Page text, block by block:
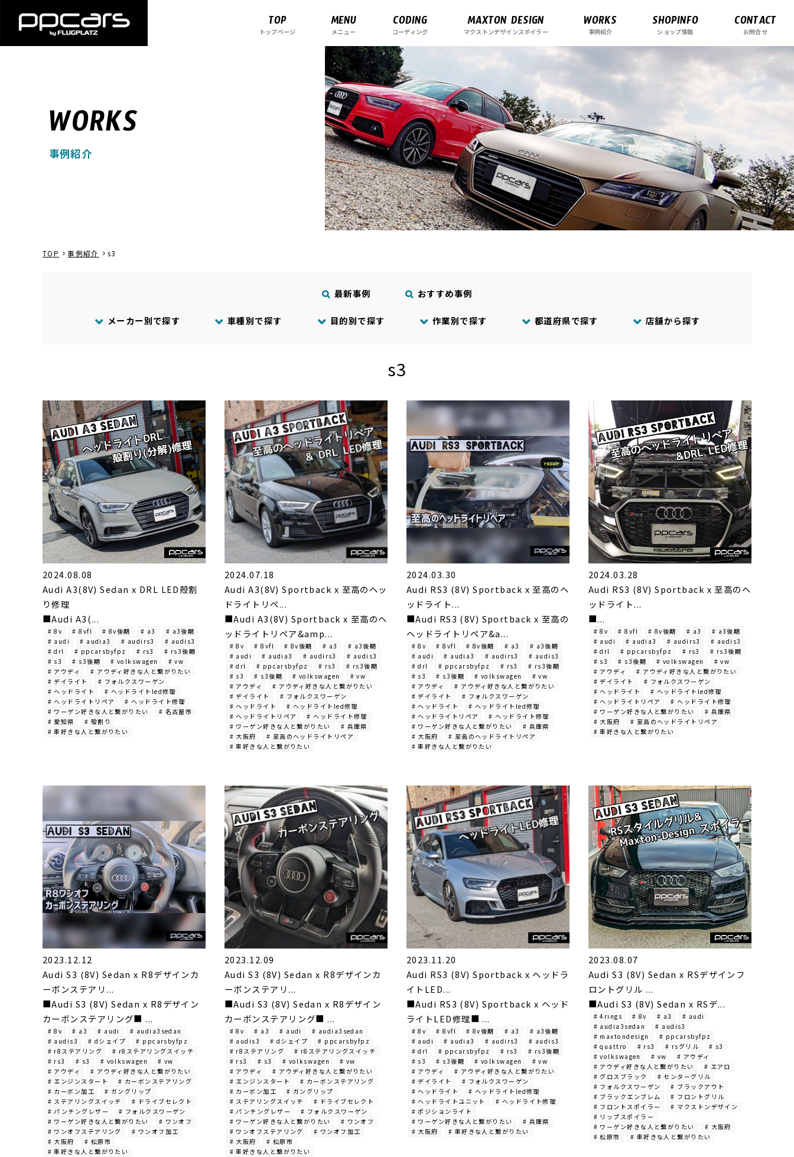
TOP
トップページ MENU
メニュー CODING
コーディング MAXTON DESIGN
マクストンデザインスポイラー WORKS
事例紹介 SHOPINFO
ショップ情報 CONTACT
お問合せ
WORKS
事例紹介
TOP 事例紹介 s3
最新事例 おすすめ事例
メーカー別で探す 車種別で探す 目的別で探す 作業別で探す 都道府県で探す 店舗から探す
s3
2024.08.08
Audi A3(8V) Sedan x DRL LED殻割
り修理
■Audi A3(...
# 8v # 8vfl # 8v後期 # a3
# a3後期
# audi
# audia3 # audirs3
# audis3
# drl
# ppcarsbyfpz # rs3
# rs3後期
# s3
# s3後期 # volkswagen
# vw
# アウディ
# アウディ好きな人と繋がりたい
# デイライト
# フォルクスワーゲン
# ヘッドライト
# ヘッドライトled修理
# ヘッドライトリペア
# ヘッドライト修理
# ワーゲン好きな人と繋がりたい
# 名古屋市
# 愛知県
# 殻割り
# 車好きな人と繋がりたい
2024.07.18
Audi A3(8V) Sportback x 至高のヘッ
ドライトリペ...
■Audi A3(8V) Sportback x 至高のヘ
ッドライトリペア&amp...
# 8v # 8vfl # 8v後期 # a3
# a3後期
# audi
# audia3 # audirs3
# audis3
# drl
# ppcarsbyfpz # rs3
# rs3後期
# s3
# s3後期 # volkswagen
# vw
# アウディ
# アウディ好きな人と繋がりたい
# デイライト
# フォルクスワーゲン
# ヘッドライト
# ヘッドライトled修理
# ヘッドライトリペア
# ヘッドライト修理
# ワーゲン好きな人と繋がりたい
# 兵庫県
# 大阪府
# 至高のヘッドライトリペア
# 車好きな人と繋がりたい
2024.03.30
Audi RS3 (8V) Sportback x 至高のヘ
ッドライト...
■Audi RS3 (8V) Sportback x 至高の
ヘッドライトリペア&a...
# 8v # 8vfl # 8v後期 # a3
# a3後期
# audi
# audia3 # audirs3
# audis3
# drl
# ppcarsbyfpz # rs3
# rs3後期
# s3
# s3後期 # volkswagen
# vw
# アウディ
# アウディ好きな人と繋がりたい
# デイライト
# フォルクスワーゲン
# ヘッドライト
# ヘッドライトled修理
# ヘッドライトリペア
# ヘッドライト修理
# ワーゲン好きな人と繋がりたい
# 兵庫県
# 大阪府
# 至高のヘッドライトリペア
# 車好きな人と繋がりたい
2024.03.28
Audi RS3 (8V) Sportback x 至高のヘ
ッドライト...
■...
# 8v # 8vfl # 8v後期 # a3
# a3後期
# audi
# audia3 # audirs3
# audis3
# drl
# ppcarsbyfpz # rs3
# rs3後期
# s3
# s3後期 # volkswagen
# vw
# アウディ
# アウディ好きな人と繋がりたい
# デイライト
# フォルクスワーゲン
# ヘッドライト
# ヘッドライトled修理
# ヘッドライトリペア
# ヘッドライト修理
# ワーゲン好きな人と繋がりたい
# 兵庫県
# 大阪府
# 至高のヘッドライトリペア
# 車好きな人と繋がりたい
2023.12.12
Audi S3 (8V) Sedan x R8デザインカ
ーボンステアリ...
■Audi S3 (8V) Sedan x R8デザイン
カーボンステアリング■ ...
# 8v # a3 # audi
# audia3sedan
# audis3
# dシェイプ
# ppcarsbyfpz
# r8ステアリング
# r8ステアリングスイッチ
# rs3
# s3 # volkswagen
# vw
# アウディ
# アウディ好きな人と繋がりたい
# エンジンスタート
# カーボンステアリング
# カーボン加工
# ガングリップ
# ステアリングスイッチ
# ドライブセレクト
# パンチングレザー
# フォルクスワーゲン
# ワーゲン好きな人と繋がりたい
# ワンオフ
# ワンオフステアリング
# ワンオフ加工
# 大阪府
# 松原市
# 車好きな人と繋がりたい
2023.12.09
Audi S3 (8V) Sedan x R8デザインカ
ーボンステアリ...
■Audi S3 (8V) Sedan x R8デザイン
カーボンステアリング■ ...
# 8v # a3 # audi
# audia3sedan
# audis3
# dシェイプ
# ppcarsbyfpz
# r8ステアリング
# r8ステアリングスイッチ
# rs3
# s3 # volkswagen
# vw
# アウディ
# アウディ好きな人と繋がりたい
# エンジンスタート
# カーボンステアリング
# カーボン加工
# ガングリップ
# ステアリングスイッチ
# ドライブセレクト
# パンチングレザー
# フォルクスワーゲン
# ワーゲン好きな人と繋がりたい
# ワンオフ
# ワンオフステアリング
# ワンオフ加工
# 大阪府
# 松原市
# 車好きな人と繋がりたい
2023.11.20
Audi RS3 (8V) Sportback x ヘッドラ
イトLED...
■Audi RS3 (8V) Sportback x ヘッド
ライトLED修理■ ...
# 8v # 8vfl # 8v後期 # a3
# a3後期
# audi
# audia3 # audirs3
# audis3
# drl
# ppcarsbyfpz # rs3
# rs3後期
# s3
# s3後期 # volkswagen
# vw
# アウディ
# アウディ好きな人と繋がりたい
# デイライト
# フォルクスワーゲン
# ヘッドライト
# ヘッドライトled修理
# ヘッドライトユニット
# ヘッドライト修理
# ポジションライト
# ワーゲン好きな人と繋がりたい
# 兵庫県
# 大阪府
# 車好きな人と繋がりたい
2023.08.07
Audi S3 (8V) Sedan x RSデザインフ
ロントグリル ...
■Audi S3 (8V) Sedan x RSデ...
# 4rings # 8v # a3
# audi
# audia3sedan
# audis3
# maxtondesign
# ppcarsbyfpz
# quattro
# rs3 # rsグリル
# s3
# volkswagen
# vw
# アウディ
# アウディ好きな人と繋がりたい
# エアロ
# グロスブラック
# センターグリル
# フォルクスワーゲン
# ブラックアウト
# ブラックエンブレム
# フロントグリル
# フロントスポイラー
# マクストンデザイン
# リップスポイラー
# ワーゲン好きな人と繋がりたい
# 大阪府
# 松原市
# 車好きな人と繋がりたい